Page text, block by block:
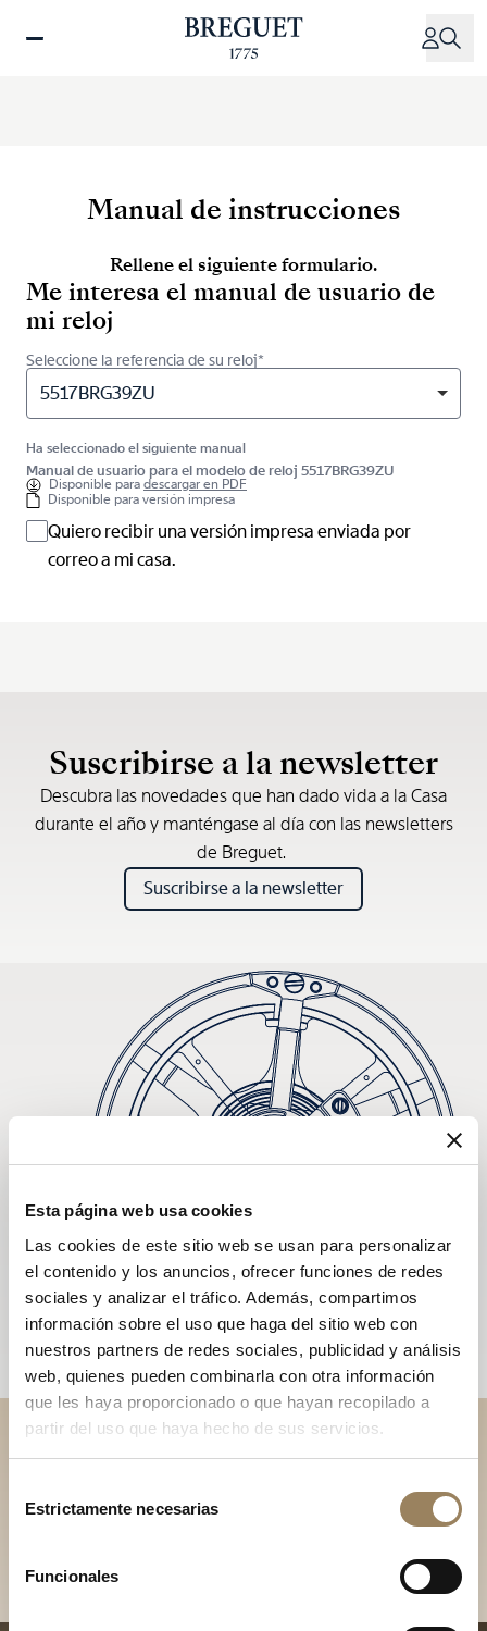
Esta página web usa cookies
Las cookies de este sitio web se usan para personalizar
el contenido y los anuncios, ofrecer funciones de redes
sociales y analizar el tráfico. Además, compartimos
información sobre el uso que haga del sitio web con
nuestros partners de redes sociales, publicidad y análisis
web, quienes pueden combinarla con otra información
que les haya proporcionado o que hayan recopilado a
partir del uso que haya hecho de sus servicios.
Estrictamente necesarias
Funcionales
Manual de instrucciones
Rellene el siguiente formulario.
Me interesa el manual de usuario de
mi reloj
Seleccione la referencia de su reloj*
5517BRG39ZU
Ha seleccionado el siguiente manual
Manual de usuario para el modelo de reloj 5517BRG39ZU
Disponible paradescargar en PDF
Disponible para versión impresa
Quiero recibir una versión impresa enviada por
correo a mi casa.
Suscribirse a la newsletter
Descubra las novedades que han dado vida a la Casa
durante el año y manténgase al día con las newsletters
de Breguet.
Suscribirse a la newsletter
Descubra nuestras
colecciones en boutique